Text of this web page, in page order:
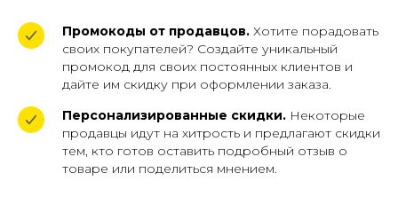
Промокоды от продавцов. Хотите порадовать
своих покупателей? Создайте уникальный
промокод для своих постоянных клиентов и
дайте им скидку при оформлении заказа.
Персонализированные скидки. Некоторые
продавцы идут на хитрость и предлагают скидки
тем, кто готов оставить подробный отзыв о
товаре или поделиться мнением.